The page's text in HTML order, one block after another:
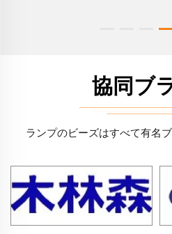
協同ブ
ランプのビーズはすべて有名